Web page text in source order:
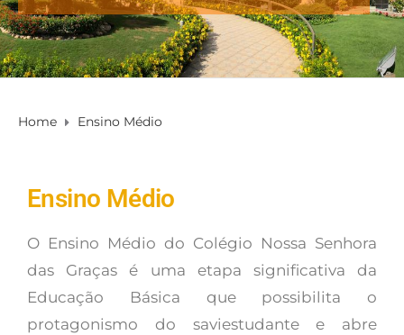
Home Ensino Médio
Ensino Médio
O Ensino Médio do Colégio Nossa Senhora
das Graças é uma etapa significativa da
Educação Básica que possibilita o
protagonismo do saviestudante e abre